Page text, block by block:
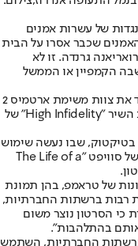
של עשרות אמנים
שכבר אסרו על הבית
ואריאנה גרנדה. זו לא
הקמפיין או הממשל
בחודש אפריל פרסם הבית הלבן סרטון שתיעד את צוות משימת ארטמיס 2
בפגישה עם טראמפ בבית הלבן. בסרטון שולב השיר "High Infidelity" של
בטיקטוק, שבו נעשה שימוש
בשיר "The Fate of Ophelia" מתוך אלבומה של סוויפט "The Life of a
של טראמפ, בהן תמונת
תגובות רבות ברשתות החברתיות,
כי הסרטון נוצר משום
בהתלהבות".
החברתיות, השתמש